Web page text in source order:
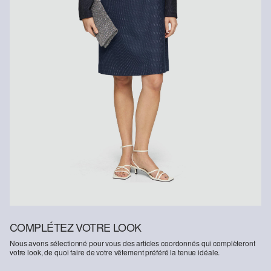
COMPLÉTEZ VOTRE LOOK
Nous avons sélectionné pour vous des articles coordonnés qui complèteront
votre look, de quoi faire de votre vêtement préféré la tenue idéale.